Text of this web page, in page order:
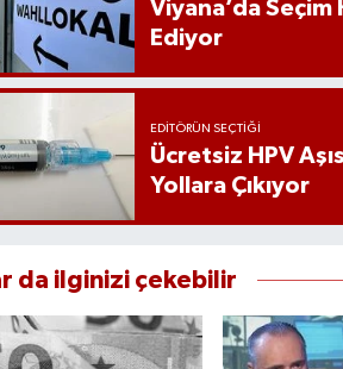
Viyana’da Seçim
Ediyor
EDITÖRÜN SEÇTIĞI
Ücretsiz HPV
Yollara Çıkıyor
da ilginizi çekebilir